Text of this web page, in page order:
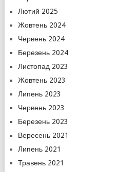
Лютий 2025
Жовтень 2024
Червень 2024
Березень 2024
Листопад 2023
Жовтень 2023
Липень 2023
Червень 2023
Березень 2023
Вересень 2021
Липень 2021
Травень 2021